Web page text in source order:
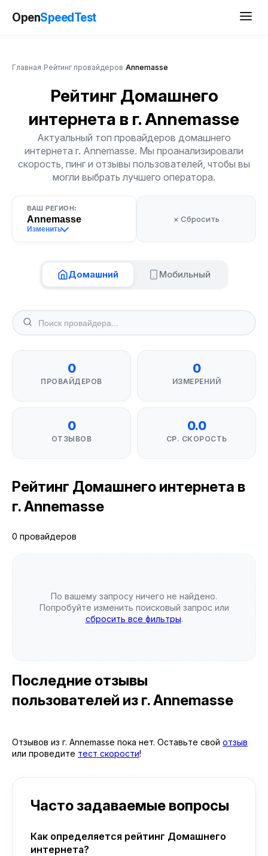
OpenSpeedTest
Главная Рейтинг провайдеров Annemasse
Рейтинг Домашнего
интернета в г. Annemasse
Актуальный топ провайдеров домашнего
интернета г. Annemasse. Мы проанализировали
скорость, пинг и отзывы пользователей, чтобы вы
могли выбрать лучшего оператора.
ВАШ РЕГИОН:
Annemasse
Изменить
× Сбросить
Домашний Мобильный
0
ПРОВАЙДЕРОВ
0
ИЗМЕРЕНИЙ
0
ОТЗЫВОВ
0.0
СР. СКОРОСТЬ
Рейтинг Домашнего интернета в
г. Annemasse
0 провайдеров
По вашему запросу ничего не найдено.
Попробуйте изменить поисковый запрос или
сбросить все фильтры.
Последние отзывы
пользователей из г. Annemasse
Отзывов из г. Annemasse пока нет. Оставьте свой отзыв
или проведите тест скорости!
Часто задаваемые вопросы
Как определяется рейтинг Домашнего
интернета?